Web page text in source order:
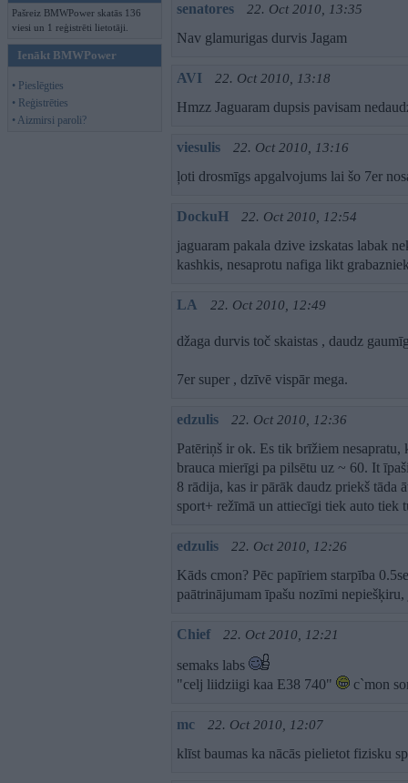
Pašreiz BMWPower skatās 136
viesi un 1 reģistrēti lietotāji.
Ienākt BMWPower
• Pieslēgties
• Reģistrēties
• Aizmirsi paroli?
senatores 22. Oct 2010, 13:35
Nav glamurigas durvis Jagam
AVI 22. Oct 2010, 13:18
Hmzz Jaguaram dupsis pavisam
viesulis 22. Oct 2010, 13:16
ļoti drosmīgs apgalvojums lai šo 7er
DockuH 22. Oct 2010, 12:54
jaguaram pakala dzive izskatas labak
kashkis, nesaprotu nafiga likt
LA 22. Oct 2010, 12:49
džaga durvis toč skaistas , daudz
7er super , dzīvē vispār mega.
edzulis 22. Oct 2010, 12:36
Patēriņš ir ok. Es tik brīžiem
brauca mierīgi pa pilsētu uz ~ 60. It
8 rādija, kas ir pārāk daudz priekš tāda
sport+ režīmā un attiecīgi tiek auto tiek
edzulis 22. Oct 2010, 12:26
Kāds cmon? Pēc papīriem starpība
paātrinājumam īpašu nozīmi
Chief 22. Oct 2010, 12:21
semaks labs
"celj liidziigi kaa E38 740"
c`mon
mc 22. Oct 2010, 12:07
klīst baumas ka nācās pielietot fizisku